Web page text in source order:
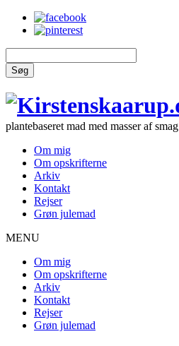
Søg
plantebaseret mad med masser af smag
Om mig
Om opskrifterne
Arkiv
Kontakt
Rejser
Grøn julemad
MENU
Om mig
Om opskrifterne
Arkiv
Kontakt
Rejser
Grøn julemad